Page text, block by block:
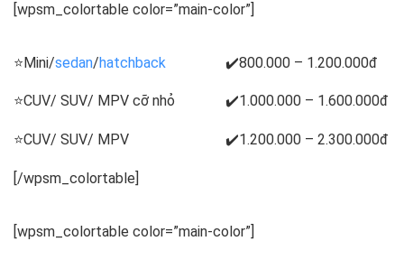
[wpsm_colortable color=”main-color”]
⭐Mini/sedan/hatchback ✔️800.000 – 1.200.000đ
⭐CUV/ SUV/ MPV cỡ nhỏ ✔️1.000.000 – 1.600.000đ
⭐CUV/ SUV/ MPV ✔️1.200.000 – 2.300.000đ
[/wpsm_colortable]
[wpsm_colortable color=”main-color”]